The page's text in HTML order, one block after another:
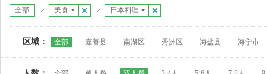
全部 美食 日本料理
区域： 全部 嘉善县 南湖区 秀洲区 海盐县 海宁市